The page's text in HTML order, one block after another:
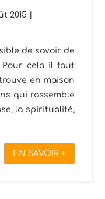
2015
de savoir de
Pour cela il faut
en maison
qui rassemble
la spiritualité,
EN SAVOIR +